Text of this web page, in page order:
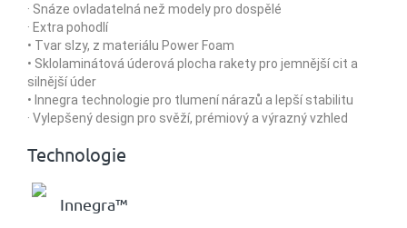
· Snáze ovladatelná než modely pro dospělé
· Extra pohodlí
• Tvar slzy, z materiálu Power Foam
• Sklolaminátová úderová plocha rakety pro jemnější cit a
silnější úder
• Innegra technologie pro tlumení nárazů a lepší stabilitu
· Vylepšený design pro svěží, prémiový a výrazný vzhled
Technologie
Innegra™